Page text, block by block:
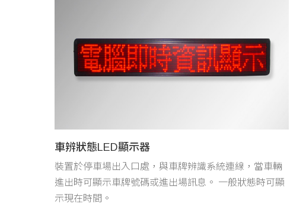
車辨狀態LED顯示器
裝置於停車場出入口處，與車牌辨識系統連線，當車輛
進出時可顯示車牌號碼或進出場訊息。 一般狀態時可顯
示現在時間。